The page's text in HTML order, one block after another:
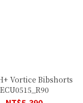
Vortice Bibshorts
ECU0515_R90